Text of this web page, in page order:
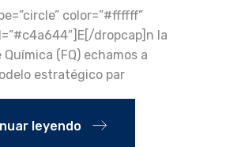
color=”#ffffff”
dropcap]n la
(FQ) echamos a
estratégico par
leyendo